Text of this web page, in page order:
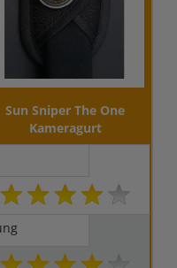
Sun Sniper The One
Kameragurt